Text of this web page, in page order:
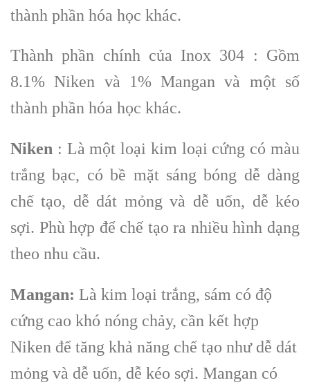
thành phần hóa học khác.
Thành phần chính của Inox 304 : Gồm
8.1% Niken và 1% Mangan và một số
thành phần hóa học khác.
Niken : Là một loại kim loại cứng có màu
trắng bạc, có bề mặt sáng bóng dễ dàng
chế tạo, dễ dát mỏng và dễ uốn, dễ kéo
sợi. Phù hợp để chế tạo ra nhiều hình dạng
theo nhu cầu.
Mangan: Là kim loại trắng, sám có độ
cứng cao khó nóng chảy, cần kết hợp
Niken để tăng khả năng chế tạo như dễ dát
mỏng và dễ uốn, dễ kéo sợi. Mangan có